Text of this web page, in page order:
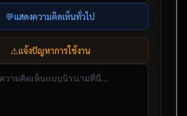
💬แสดงความคิดเห็นทั่วไป
⚠️แจ้งปัญหาการใช้งาน